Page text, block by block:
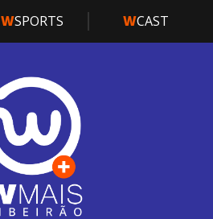
WSPORTS WCAST